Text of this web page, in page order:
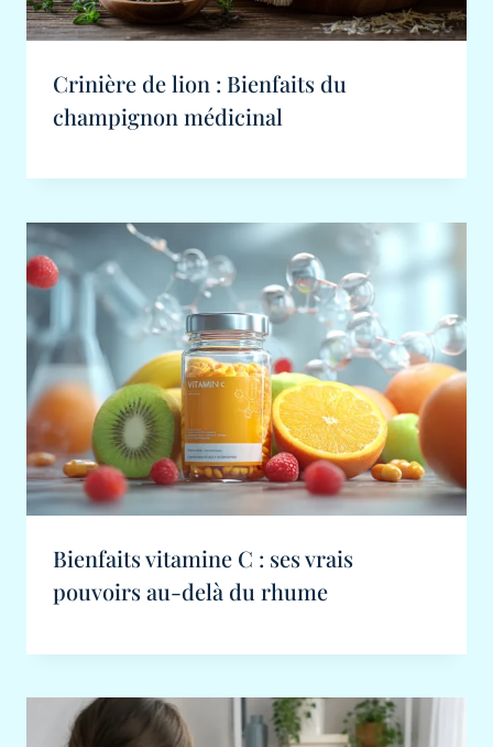
Crinière de lion : Bienfaits du
champignon médicinal
Bienfaits vitamine C : ses vrais
pouvoirs au-delà du rhume